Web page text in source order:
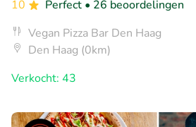
10 Perfect • 26 beoordelingen
Vegan Pizza Bar Den Haag
Den Haag (0km)
Verkocht: 43